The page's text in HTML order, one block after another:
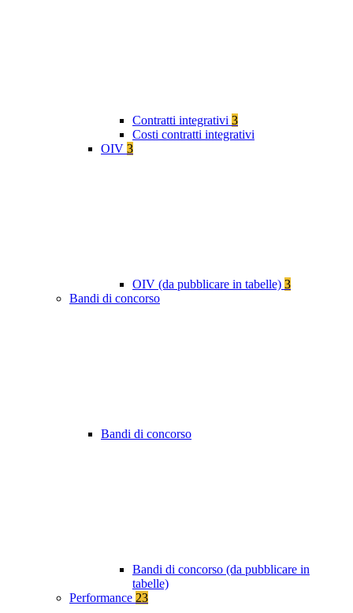
Contratti integrativi 3
Costi contratti integrativi
OIV 3
OIV (da pubblicare in tabelle) 3
Bandi di concorso
Bandi di concorso
Bandi di concorso (da pubblicare in
tabelle)
Performance 23